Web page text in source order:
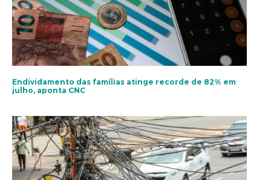
Endividamento das famílias atinge recorde de 82% em
julho, aponta CNC